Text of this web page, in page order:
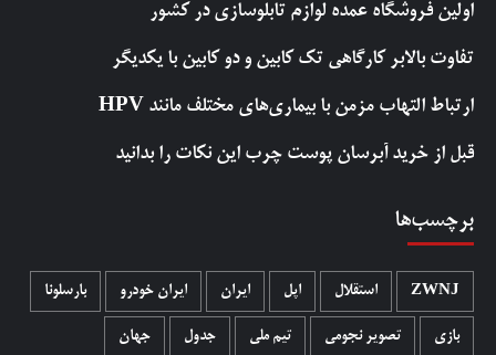
اولین فروشگاه عمده لوازم تابلوسازی در کشور
تفاوت بالابر کارگاهی تک کابین و دو کابین با یکدیگر
ارتباط التهاب مزمن با بیماری‌های مختلف مانند HPV
قبل از خرید آبرسان پوست چرب این نکات را بدانید
برچسب‌ها
ZWNJ استقلال اپل ایران ایران خودرو بارسلونا
بازی تصویر نجومی تیم ملی جدول جهان